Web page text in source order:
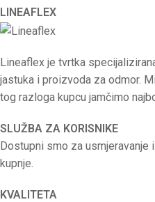
LINEAFLEX
Lineaflex je tvrtka
jastuka i proizvoda za odmor.
tog razloga kupcu jamčimo
SLUŽBA ZA KORISNIKE
Dostupni smo za usmjeravanje
kupnje.
KVALITETA